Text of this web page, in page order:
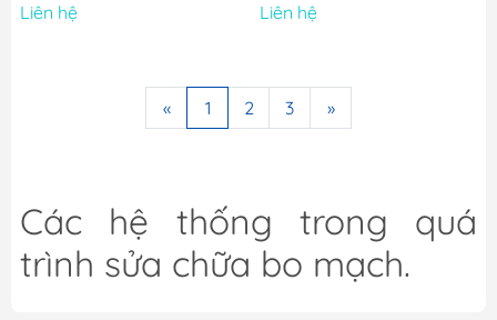
Liên hệ
Liên hệ
« 1 2 3 »
Các hệ thống trong quá
trình sửa chữa bo mạch.